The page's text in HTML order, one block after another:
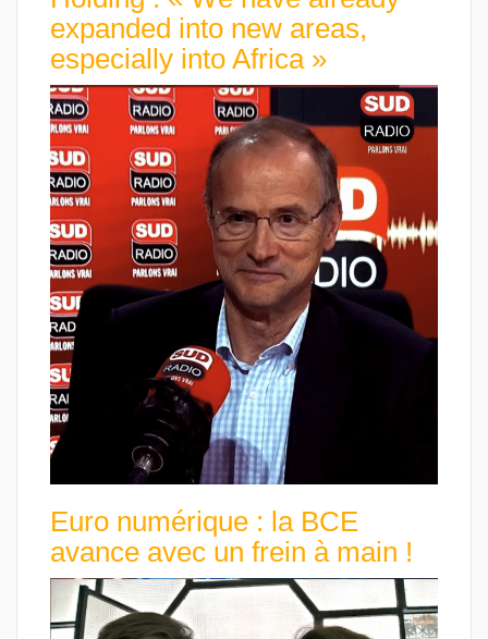
expanded into new areas,
especially into Africa »
Euro numérique : la BCE
avance avec un frein à main !